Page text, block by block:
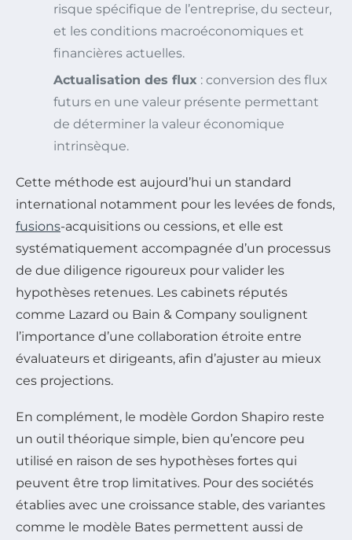
risque spécifique de l’entreprise, du secteur,
et les conditions macroéconomiques et
financières actuelles.
Actualisation des flux : conversion des flux
futurs en une valeur présente permettant
de déterminer la valeur économique
intrinsèque.
Cette méthode est aujourd’hui un standard
international notamment pour les levées de fonds,
fusions-acquisitions ou cessions, et elle est
systématiquement accompagnée d’un processus
de due diligence rigoureux pour valider les
hypothèses retenues. Les cabinets réputés
comme Lazard ou Bain & Company soulignent
l’importance d’une collaboration étroite entre
évaluateurs et dirigeants, afin d’ajuster au mieux
ces projections.
En complément, le modèle Gordon Shapiro reste
un outil théorique simple, bien qu’encore peu
utilisé en raison de ses hypothèses fortes qui
peuvent être trop limitatives. Pour des sociétés
établies avec une croissance stable, des variantes
comme le modèle Bates permettent aussi de